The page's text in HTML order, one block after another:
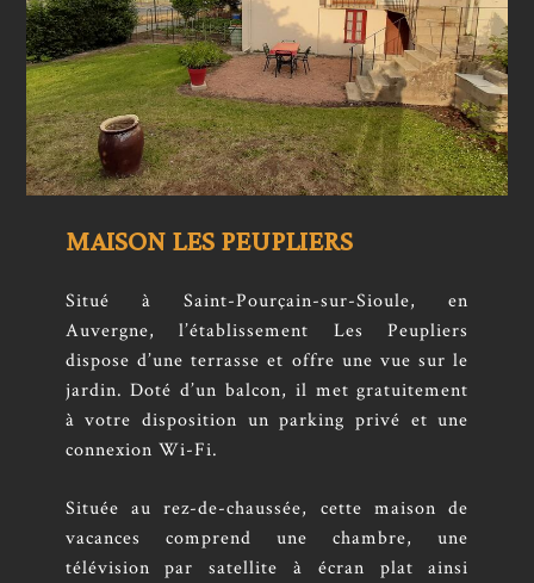
MAISON LES PEUPLIERS
Situé à Saint-Pourçain-sur-Sioule, en
Auvergne, l’établissement Les Peupliers
dispose d’une terrasse et offre une vue sur le
jardin. Doté d’un balcon, il met gratuitement
à votre disposition un parking privé et une
connexion Wi-Fi.
Située au rez-de-chaussée, cette maison de
vacances comprend une chambre, une
télévision par satellite à écran plat ainsi